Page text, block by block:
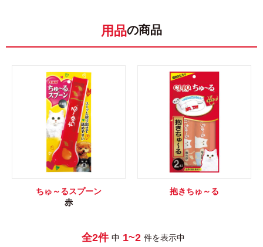
用品の商品
ちゅ～るスプーン
赤
抱きちゅ～る
全2件 中 1~2 件を表示中